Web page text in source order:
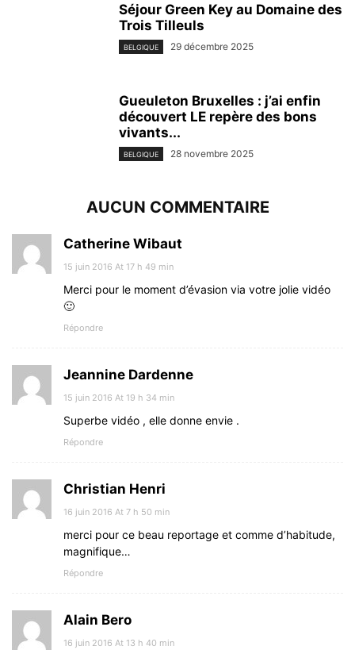
Séjour Green Key au Domaine des
Trois Tilleuls
BELGIQUE 29 décembre 2025
Gueuleton Bruxelles : j’ai enfin
découvert LE repère des bons
vivants...
BELGIQUE 28 novembre 2025
AUCUN COMMENTAIRE
Catherine Wibaut
15 juin 2016 At 17 h 49 min
Merci pour le moment d’évasion via votre jolie vidéo
🙂
Répondre
Jeannine Dardenne
15 juin 2016 At 19 h 34 min
Superbe vidéo , elle donne envie .
Répondre
Christian Henri
16 juin 2016 At 7 h 50 min
merci pour ce beau reportage et comme d’habitude,
magnifique…
Répondre
Alain Bero
16 juin 2016 At 13 h 40 min